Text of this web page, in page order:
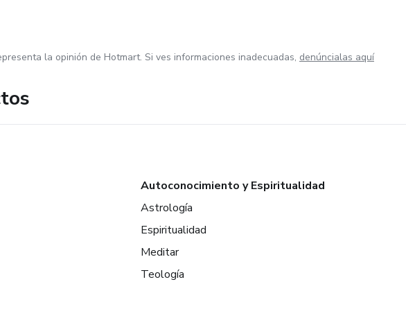
la opinión de Hotmart. Si ves informaciones inadecuadas, denúncialas aquí
Autoconocimiento y Espiritualidad
Astrología
Espiritualidad
Meditar
Teología